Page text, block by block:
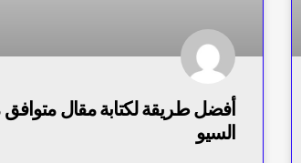
أفضل طريقة لكتابة مقال
السيو